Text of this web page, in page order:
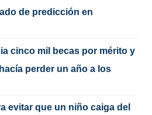
de predicción en
cinco mil becas por mérito y
perder un año a los
evitar que un niño caiga del